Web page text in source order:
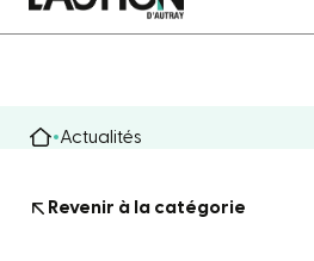
Actualités
Revenir à la catégorie